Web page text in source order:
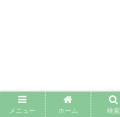
メニュー ホーム 検索